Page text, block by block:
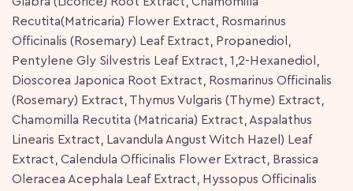
Recutita(Matricaria) Flower Extract, Rosmarinus
Officinalis (Rosemary) Leaf Extract, Propanediol,
Pentylene Gly Silvestris Leaf Extract, 1,2-Hexanediol,
Dioscorea Japonica Root Extract, Rosmarinus Officinalis
(Rosemary) Extract, Thymus Vulgaris (Thyme) Extract,
Chamomilla Recutita (Matricaria) Extract, Aspalathus
Linearis Extract, Lavandula Angust Witch Hazel) Leaf
Extract, Calendula Officinalis Flower Extract, Brassica
Oleracea Acephala Leaf Extract, Hyssopus Officinalis